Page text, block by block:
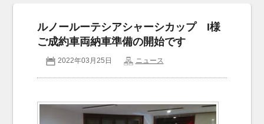
Company outline
会社概要
アクセス
お問い合わせ
ルノールーテシアシャーシカップ I様
ご成約車両納車準備の開始です
2022年03月25日 ニュース